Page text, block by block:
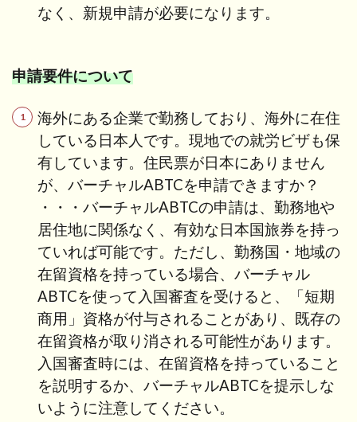
なく、新規申請が必要になります。
申請要件について
海外にある企業で勤務しており、海外に在住
している日本人です。現地での就労ビザも保
有しています。住民票が日本にありません
が、バーチャルABTCを申請できますか？
・・・バーチャルABTCの申請は、勤務地や
居住地に関係なく、有効な日本国旅券を持っ
ていれば可能です。ただし、勤務国・地域の
在留資格を持っている場合、バーチャル
ABTCを使って入国審査を受けると、「短期
商用」資格が付与されることがあり、既存の
在留資格が取り消される可能性があります。
入国審査時には、在留資格を持っていること
を説明するか、バーチャルABTCを提示しな
いように注意してください。